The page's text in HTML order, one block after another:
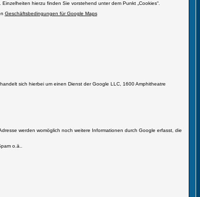
hierzu finden Sie vorstehend unter dem Punkt „Cookies“.
Geschäftsbedingungen für Google Maps
sich hierbei um einen Dienst der Google LLC, 1600 Amphitheatre
werden womöglich noch weitere Informationen durch Google erfasst, die
o.ä..